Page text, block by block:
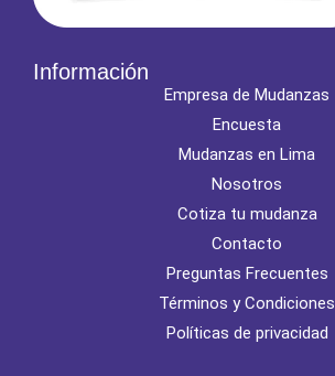
Información
Empresa de Mudanzas
Encuesta
Mudanzas en Lima
Nosotros
Cotiza tu mudanza
Contacto
Preguntas Frecuentes
Términos y Condiciones
Políticas de privacidad